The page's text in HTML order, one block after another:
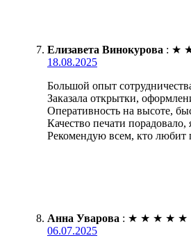
Елизавета Винокурова : ★
18.08.2025
Большой опыт
Заказала открытки,
Оперативность на высоте,
Качество печати порадовало,
Рекомендую всем, кто
Анна Уварова : ★ ★ ★ ★ ★
06.07.2025